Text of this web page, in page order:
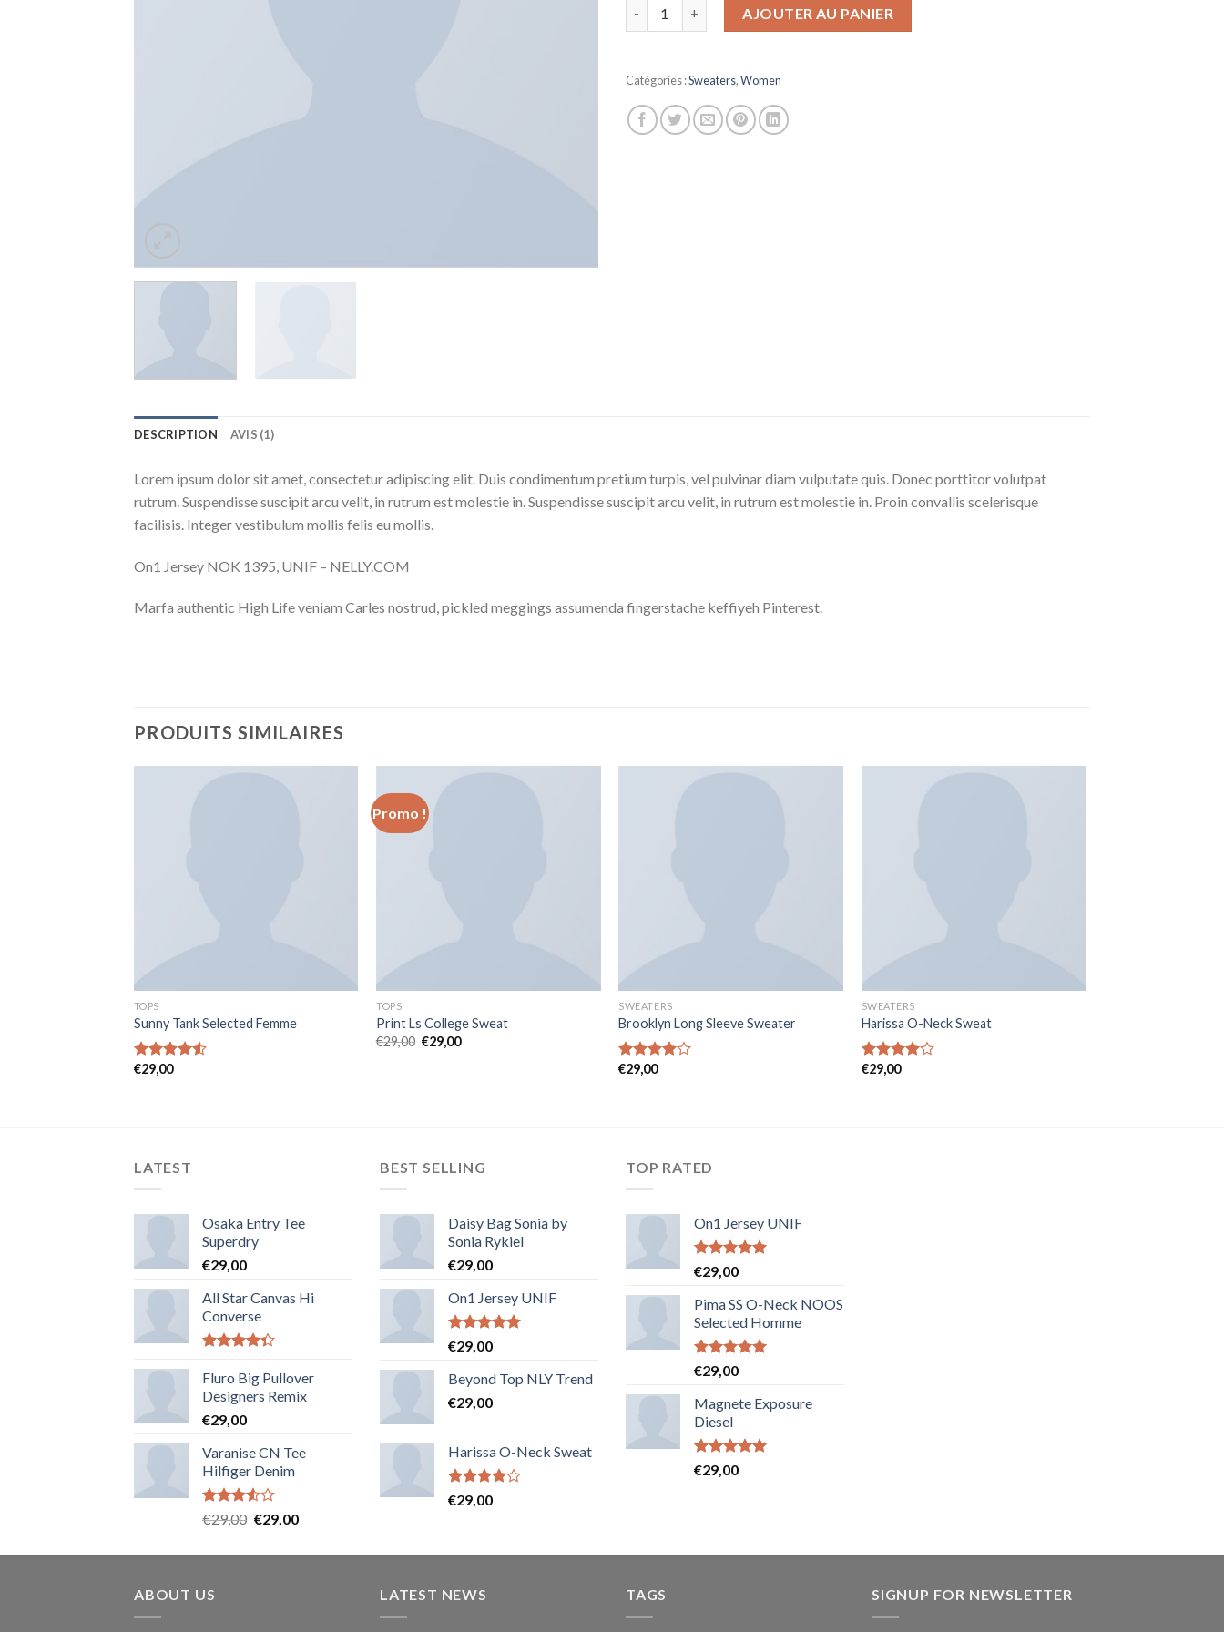
AJOUTER AU PANIER
Catégories :Sweaters,Women
DESCRIPTION AVIS (1)
Lorem ipsum dolor sit amet, consectetur adipiscing elit. Duis condimentum pretium turpis, vel pulvinar diam vulputate quis. Donec porttitor volutpat
rutrum. Suspendisse suscipit arcu velit, in rutrum est molestie in. Suspendisse suscipit arcu velit, in rutrum est molestie in. Proin convallis scelerisque
facilisis. Integer vestibulum mollis felis eu mollis.
On1 Jersey NOK 1395, UNIF – NELLY.COM
Marfa authentic High Life veniam Carles nostrud, pickled meggings assumenda fingerstache keffiyeh Pinterest.
PRODUITS SIMILAIRES
TOPS
Sunny Tank Selected Femme
Note4.50
€29,00
Promo !
TOPS
Print Ls College Sweat
€29,00 €29,00
SWEATERS
Brooklyn Long Sleeve Sweater
Note
€29,00
SWEATERS
Harissa O-Neck Sweat
Note
€29,00
LATEST
Osaka Entry Tee
Superdry
€29,00
All Star Canvas Hi
Converse
sur 5
Fluro Big Pullover
Designers Remix
€29,00
Varanise CN Tee
Hilfiger Denim
Note
sur
€29,00 €29,00
BEST SELLING
Daisy Bag Sonia by
Sonia Rykiel
€29,00
On1 Jersey UNIF
Note5.00
sur 5
€29,00
Beyond Top NLY Trend
€29,00
Harissa O-Neck Sweat
Note
4.00sur
€29,00
TOP RATED
On1 Jersey UNIF
Note5.00
sur 5
€29,00
Pima SS O-Neck NOOS
Selected Homme
Note5.00
sur 5
€29,00
Magnete Exposure
Diesel
Note5.00
sur 5
€29,00
ABOUT US LATEST NEWS TAGS SIGNUP FOR NEWSLETTER